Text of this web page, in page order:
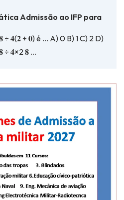
Admissão ao IFP para
÷ 𝟒(𝟐 + 𝟎) é … A) 0 B) 1 C) 2 D)
÷ 𝟒×2 𝟖 …